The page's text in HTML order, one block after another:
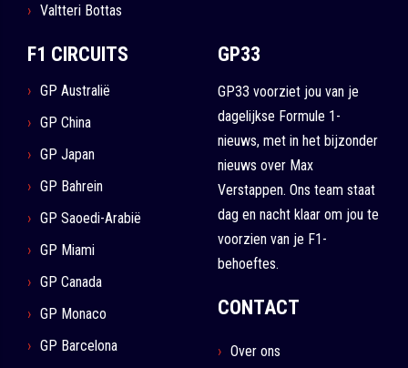
Valtteri Bottas
F1 CIRCUITS
GP Australië
GP China
GP Japan
GP Bahrein
GP Saoedi-Arabië
GP Miami
GP Canada
GP Monaco
GP Barcelona
GP33
GP33 voorziet jou van je
dagelijkse Formule 1-
nieuws, met in het bijzonder
nieuws over Max
Verstappen. Ons team staat
dag en nacht klaar om jou te
voorzien van je F1-
behoeftes.
CONTACT
Over ons